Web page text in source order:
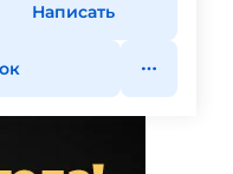
Написать